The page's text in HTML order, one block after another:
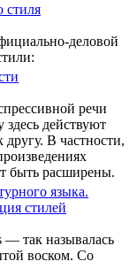
стиля
деловой
речи
здесь действуют
В частности,
быть расширены.
языка.
стилей
— так называлась
воском. Со